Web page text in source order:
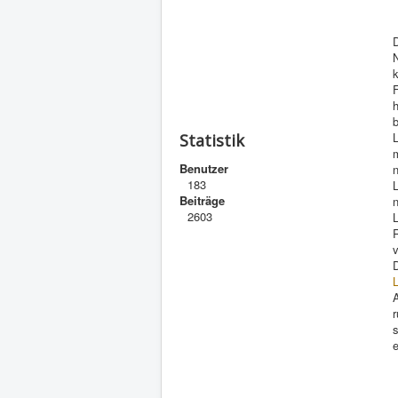
Statistik
Benutzer
183
Beiträge
2603